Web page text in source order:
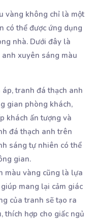
vàng không chỉ là một
có thể được ứng dụng
nhà. Dưới đây là
xuyên sáng màu
áp, tranh đá thạch anh
gian phòng khách,
khách ấn tượng và
đá thạch anh trên
sáng tự nhiên có thể
gian.
màu vàng cũng là lựa
mang lại cảm giác
của tranh sẽ tạo ra
thích hợp cho giấc ngủ